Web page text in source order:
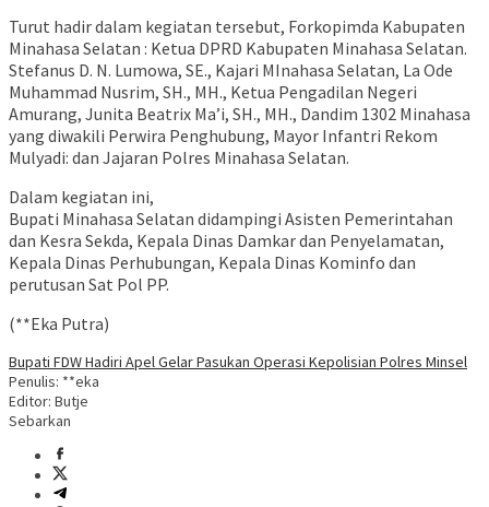
Turut hadir dalam kegiatan tersebut, Forkopimda Kabupaten
Minahasa Selatan : Ketua DPRD Kabupaten Minahasa Selatan.
Stefanus D. N. Lumowa, SE., Kajari MInahasa Selatan, La Ode
Muhammad Nusrim, SH., MH., Ketua Pengadilan Negeri
Amurang, Junita Beatrix Ma’i, SH., MH., Dandim 1302 Minahasa
yang diwakili Perwira Penghubung, Mayor Infantri Rekom
Mulyadi: dan Jajaran Polres Minahasa Selatan.
Dalam kegiatan ini,
Bupati Minahasa Selatan didampingi Asisten Pemerintahan
dan Kesra Sekda, Kepala Dinas Damkar dan Penyelamatan,
Kepala Dinas Perhubungan, Kepala Dinas Kominfo dan
perutusan Sat Pol PP.
(**Eka Putra)
Bupati FDW Hadiri Apel Gelar Pasukan Operasi Kepolisian Polres Minsel
Penulis: **eka
Editor: Butje
Sebarkan